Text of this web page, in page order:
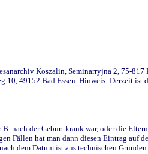
Koszalin, Seminarryjna 2, 75-
49152 Bad Essen. Hinweis: Derzeit ist
nach der Geburt krank war, oder die
Fällen hat man dann diesen Eintrag auf
dem Datum ist aus technischen